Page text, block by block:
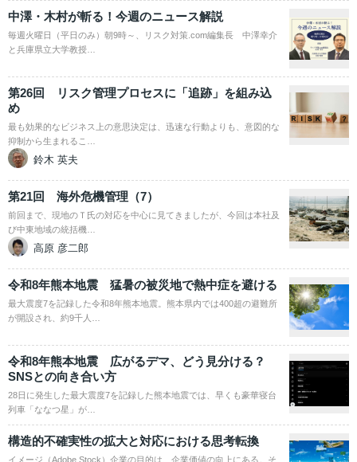
中澤・木村が斬る！今週のニュース解説
毎週火曜日（平日のみ）朝9時～、リスク対策.com編集長 中澤幸介
と兵庫県立大学教授…
第26回 リスク管理プロセスに「追跡」を組み込
め
最も効果的なビジネス上の意思決定は、迅速な行動よりも、意図的な
抑制から生まれるこ…
鈴木 英夫
第21回 海外危機管理（7）
前回まで、現地のＴ氏の対応を中心に見てきましたが、今回は本社及
び中東地域の統括機…
高原 彦二郎
令和8年熊本地震 猛暑の被災地で熱中症を避ける
最大震度7を記録した令和8年熊本地震。熊本県内では400超の避難所
が開設され、約9千人…
令和8年熊本地震 広がるデマ、どう見分ける？
SNSとの向き合い方
28日に発生した最大震度7を記録した熊本地震では、早くも豪華寝台
列車「ななつ星」が…
構造的不確実性の拡大と対応における思考転換
イメージ（Adobe Stock）企業の目的は、企業価値の向上にある。そ